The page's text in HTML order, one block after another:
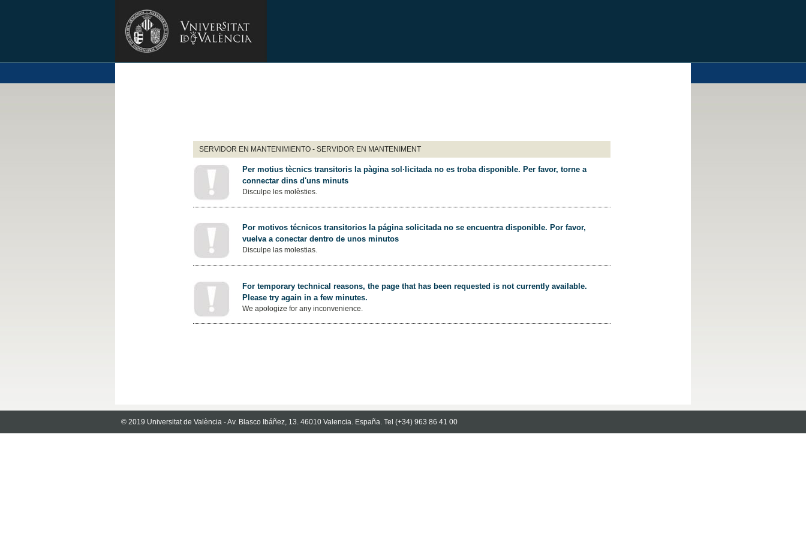
SERVIDOR EN MANTENIMIENTO - SERVIDOR EN MANTENIMENT
Per motius tècnics transitoris la pàgina sol·licitada no es troba disponible. Per favor, torne a
connectar dins d'uns minuts
Disculpe les molèsties.
Por motivos técnicos transitorios la página solicitada no se encuentra disponible. Por favor,
vuelva a conectar dentro de unos minutos
Disculpe las molestias.
For temporary technical reasons, the page that has been requested is not currently available.
Please try again in a few minutes.
We apologize for any inconvenience.
© 2019 Universitat de València - Av. Blasco Ibáñez, 13. 46010 Valencia. España. Tel (+34) 963 86 41 00